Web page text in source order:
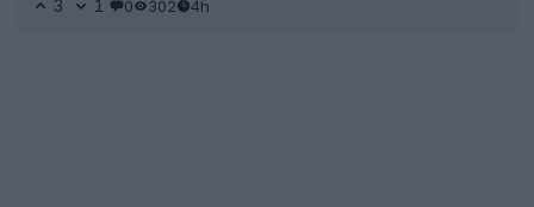
3 1 0 302 4h